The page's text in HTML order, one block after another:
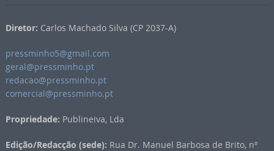
Diretor: Carlos Machado Silva (CP 2037-A)
pressminho5@gmail.com
geral@pressminho.pt
redacao@pressminho.pt
comercial@pressminho.pt
Propriedade: Publineiva, Lda
Edição/Redacção (sede): Rua Dr. Manuel Barbosa de Brito, nº